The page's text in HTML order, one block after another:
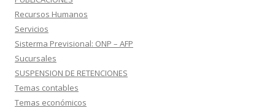
Recursos Humanos
Servicios
Sisterma Previsional: ONP – AFP
Sucursales
SUSPENSION DE RETENCIONES
Temas contables
Temas económicos